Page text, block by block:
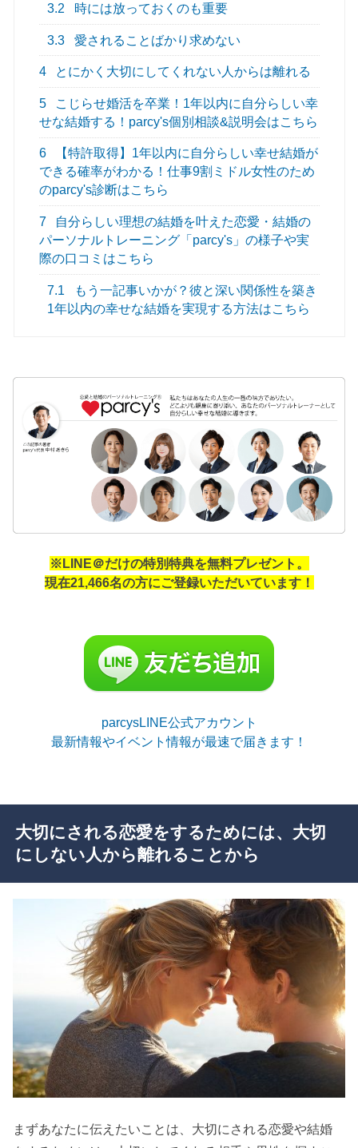
3.2 時には放っておくのも重要
3.3 愛されることばかり求めない
4 とにかく大切にしてくれない人からは離れる
5
こじらせ婚活を卒業！1年以内に自分らしい幸
せな結婚する！parcy's個別相談&説明会はこちら
6
【特許取得】1年以内に自分らしい幸せ結婚が
できる確率がわかる！仕事9割ミドル女性のため
のparcy's診断はこちら
7
自分らしい理想の結婚を叶えた恋愛・結婚の
パーソナルトレーニング「parcy's」の様子や実
際の口コミはこちら
7.1
もう一記事いかが？彼と深い関係性を築き
1年以内の幸せな結婚を実現する方法はこちら
※LINE＠だけの特別特典を無料プレゼント。
現在21,466名の方にご登録いただいています！
parcysLINE公式アカウント
最新情報やイベント情報が最速で届きます！
大切にされる恋愛をするためには、大切
にしない人から離れることから
まずあなたに伝えたいことは、大切にされる恋愛や結婚